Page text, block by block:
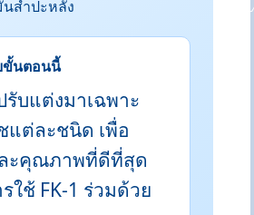
สำปะหลัง
ขั้นตอนนี้
บแต่งมาเฉพาะ
แต่ละชนิด เพื่อ
ะคุณภาพที่ดีที่สุด
ใช้ FK-1 ร่วมด้วย